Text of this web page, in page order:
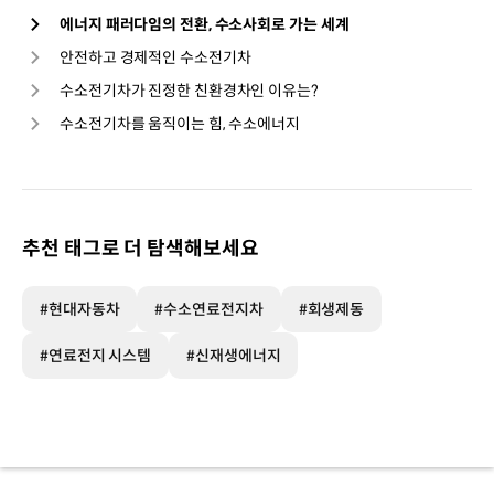
에너지 패러다임의 전환, 수소사회로 가는 세계
안전하고 경제적인 수소전기차
수소전기차가 진정한 친환경차인 이유는?
수소전기차를 움직이는 힘, 수소에너지
추천 태그로 더 탐색해보세요
#현대자동차 #수소연료전지차 #회생제동
#연료전지 시스템 #신재생에너지